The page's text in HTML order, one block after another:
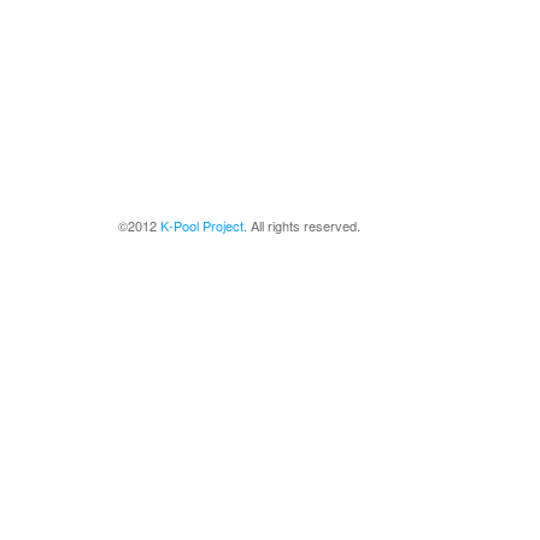
©2012K-Pool Project . All rights reserved.